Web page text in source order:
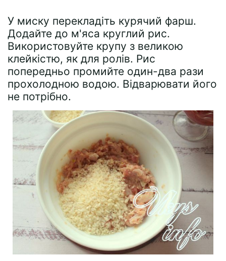
У миску перекладіть курячий фарш.
Додайте до м'яса круглий рис.
Використовуйте крупу з великою
клейкістю, як для ролів. Рис
попередньо промийте один-два рази
прохолодною водою. Відварювати його
не потрібно.